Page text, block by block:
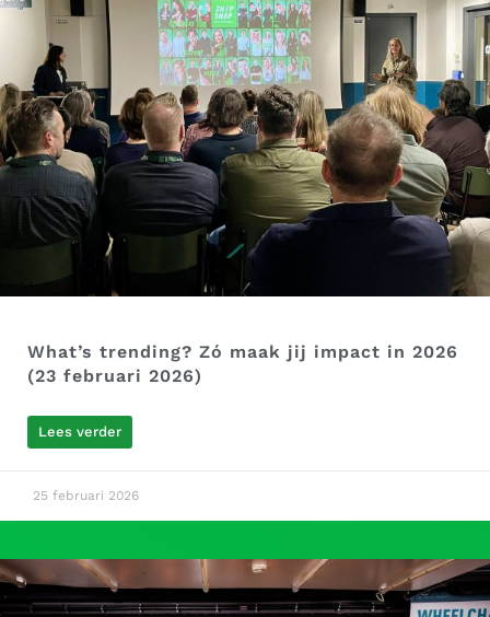
What’s trending? Zó maak jij impact in 2026
(23 februari 2026)
Lees verder
25 februari 2026